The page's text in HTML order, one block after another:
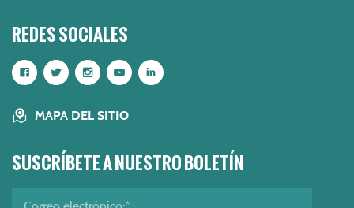
REDES SOCIALES
MAPA DEL SITIO
SUSCRÍBETE A NUESTRO BOLETÍN